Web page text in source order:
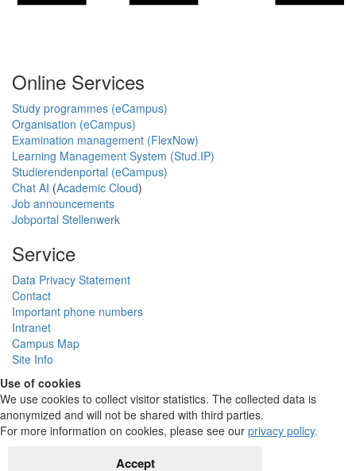
Online Services
Study programmes (eCampus)
Organisation (eCampus)
Examination management (FlexNow)
Learning Management System (Stud.IP)
Studierendenportal (eCampus)
Chat AI (Academic Cloud)
Job announcements
Jobportal Stellenwerk
Service
Data Privacy Statement
Contact
Important phone numbers
Intranet
Campus Map
Site Info
Use of cookies
We use cookies to collect visitor statistics. The collected data is
anonymized and will not be shared with third parties.
For more information on cookies, please see our privacy policy.
Accept